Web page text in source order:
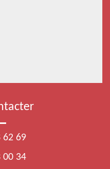
62 69
00 34